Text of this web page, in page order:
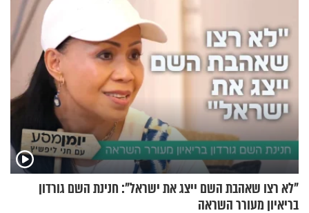
"לא רצו שאהבת השם ייצג את ישראל": חנינת השם גורדון
בריאיון מעורר השראה